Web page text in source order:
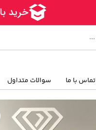
تماس با ما سوالات متداول